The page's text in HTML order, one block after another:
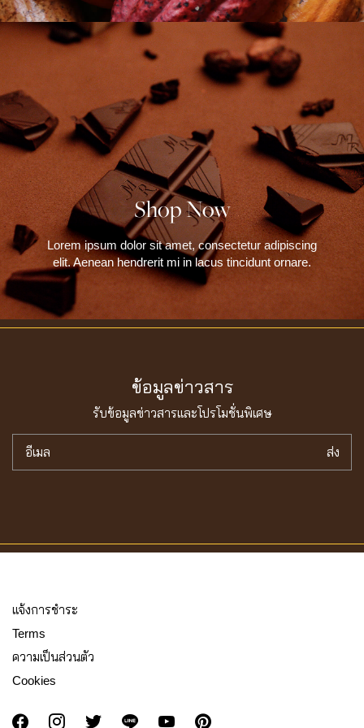
Shop Now
Lorem ipsum dolor sit amet, consectetur adipiscing
elit. Aenean hendrerit mi in lacus tincidunt ornare.
ข้อมูลข่าวสาร
รับข้อมูลข่าวสารเเละโปรโมชั่นพิเศษ
อีเมล ส่ง
เเจ้งการชำระ
Terms
ความเป็นส่วนตัว
Cookies